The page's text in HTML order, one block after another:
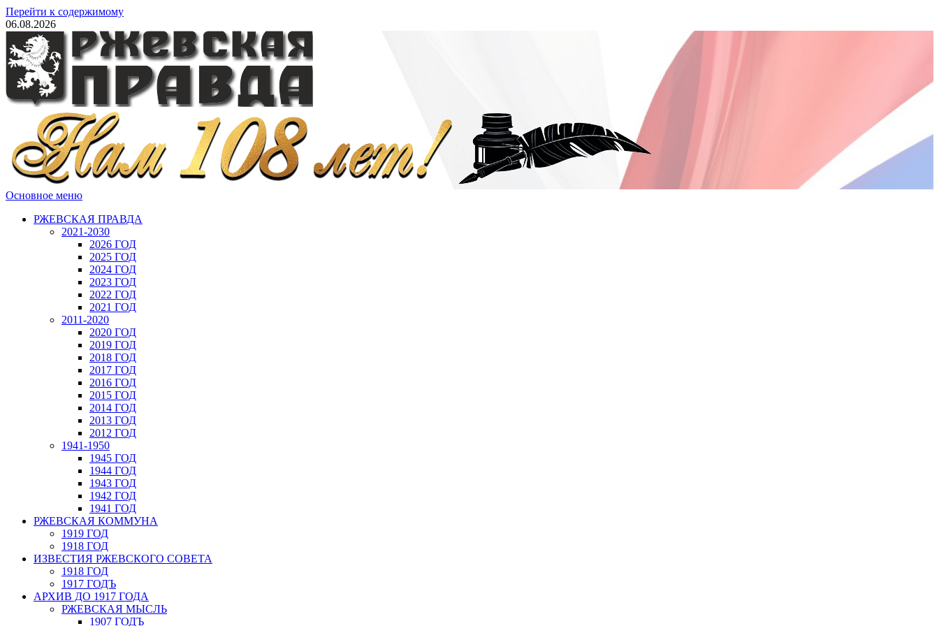
Перейти к содержимому
06.08.2026
Основное меню
РЖЕВСКАЯ ПРАВДА
2021-2030
2026 ГОД
2025 ГОД
2024 ГОД
2023 ГОД
2022 ГОД
2021 ГОД
2011-2020
2020 ГОД
2019 ГОД
2018 ГОД
2017 ГОД
2016 ГОД
2015 ГОД
2014 ГОД
2013 ГОД
2012 ГОД
1941-1950
1945 ГОД
1944 ГОД
1943 ГОД
1942 ГОД
1941 ГОД
РЖЕВСКАЯ КОММУНА
1919 ГОД
1918 ГОД
ИЗВЕСТИЯ РЖЕВСКОГО СОВЕТА
1918 ГОД
1917 ГОДЪ
АРХИВ ДО 1917 ГОДА
РЖЕВСКАЯ МЫСЛЬ
1907 ГОДЪ